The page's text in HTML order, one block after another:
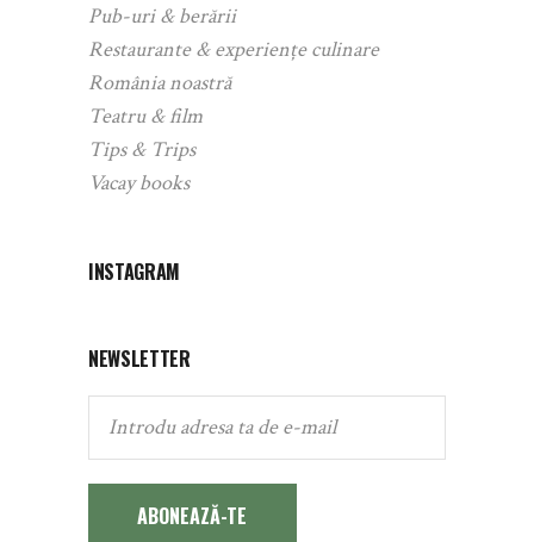
Pub-uri & berării
Restaurante & experiențe culinare
România noastră
Teatru & film
Tips & Trips
Vacay books
INSTAGRAM
NEWSLETTER
ABONEAZĂ-TE